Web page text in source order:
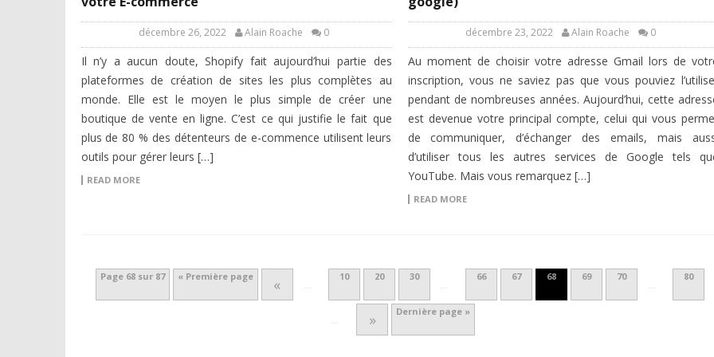
décembre 26, 2022 Alain Roache 0
Il n’y a aucun doute, Shopify fait aujourd’hui partie des
plateformes de création de sites les plus complètes au
monde. Elle est le moyen le plus simple de créer une
boutique de vente en ligne. C’est ce qui justifie le fait que
plus de 80 % des détenteurs de e-commence utilisent leurs
outils pour gérer leurs […]
READ MORE
décembre 23, 2022 Alain Roache 0
Au moment de choisir votre adresse Gmail lors de
inscription, vous ne saviez pas que vous pouviez
pendant de nombreuses années. Aujourd’hui, cette
est devenue votre principal compte, celui qui vous
de communiquer, d’échanger des emails, mais
d’utiliser tous les autres services de Google tels
YouTube. Mais vous remarquez […]
READ MORE
Page 68 sur 87 « Première page « …
10 20 30
…
66 67 68 69 70
…
80
… » Dernière page »